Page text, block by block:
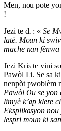
Men, nou pote
!
Jezi te di : « Se
latè. Moun ki
mache nan fènwa
Jezi Kris te vini
Pawòl Li. Se sa
nenpòt pwoblèm
Pawòl Ou se yon
limyè k’ap klere
Eksplikasyon
lespri moun ki